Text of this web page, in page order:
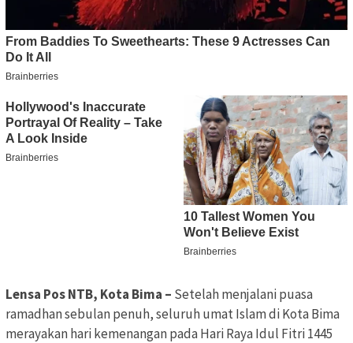
Lensa Pos NTB, Kota Bima – Setelah menjalani puasa
ramadhan sebulan penuh, seluruh umat Islam di Kota Bima
merayakan hari kemenangan pada Hari Raya Idul Fitri 1445